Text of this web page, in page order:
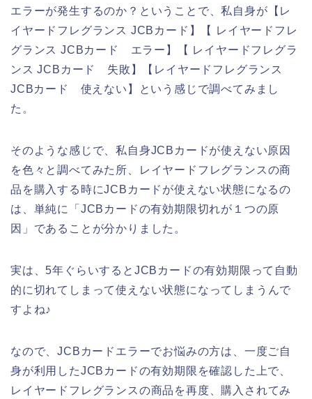
エラーが発生するのか？ということで、私自身が【レ
イヤードフレグランス JCBカード】【 レイヤードフレ
グランス JCBカード エラー】【 レイヤードフレグラ
ンス JCBカード 失敗】【レイヤードフレグランス
JCBカード 使えない】という感じで調べてみまし
た。
そのような感じで、私自身JCBカードが使えない原因
を色々と調べてみた所、レイヤードフレグランスの商
品を購入する時にJCBカードが使えない状態になるの
は、単純に「JCBカードの有効期限切れが１つの原
因」であることが分かりました。
実は、5年ぐらいするとJCBカードの有効期限って自動
的に切れてしまって使えない状態になってしまうんで
すよね♪
なので、JCBカードエラーでお悩みの方は、一度ご自
身が利用したJCBカードの有効期限を確認した上で、
レイヤードフレグランスの商品を再度、購入されてみ